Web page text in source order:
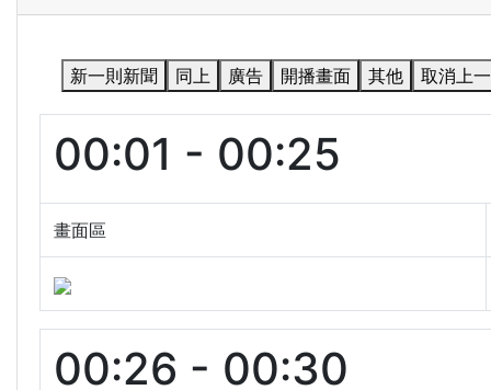
新一則新聞 同上 廣告 開播畫面 其他 取消上
00:01 - 00:25
畫面區
00:26 - 00:30